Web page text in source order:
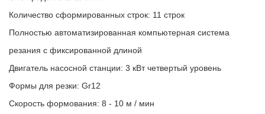
Количество сформированных строк: 11 строк
Полностью автоматизированная компьютерная система
резания с фиксированной длиной
Двигатель насосной станции: 3 кВт четвертый уровень
Формы для резки: Gr12
Скорость формования: 8 - 10 м / мин